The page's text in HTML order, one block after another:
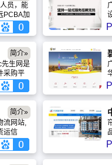
员，能
PCBA加
品复制
而产品
的控
生网是
采购平
件主要
、半导体
简介»
流网站,
运信
线、货
运代理
简介»